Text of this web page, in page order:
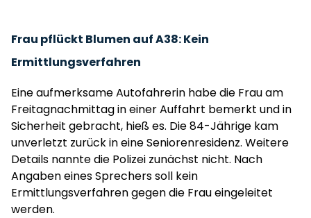
Frau pflückt Blumen auf A38: Kein
Ermittlungsverfahren
Eine aufmerksame Autofahrerin habe die Frau am
Freitagnachmittag in einer Auffahrt bemerkt und in
Sicherheit gebracht, hieß es. Die 84-Jährige kam
unverletzt zurück in eine Seniorenresidenz. Weitere
Details nannte die Polizei zunächst nicht. Nach
Angaben eines Sprechers soll kein
Ermittlungsverfahren gegen die Frau eingeleitet
werden.